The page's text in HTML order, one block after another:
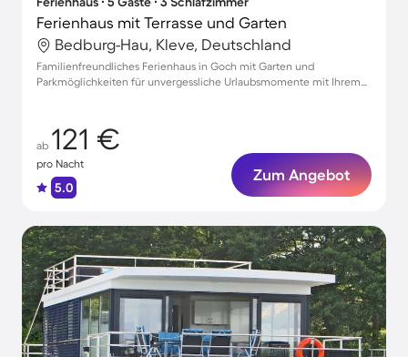
Ferienhaus mit Terrasse und Garten
Bedburg-Hau, Kleve, Deutschland
Familienfreundliches Ferienhaus in Goch mit Garten und
Parkmöglichkeiten für unvergessliche Urlaubsmomente mit Ihrem
ab 121 €
pro Nacht
5.0
Zum Angebot